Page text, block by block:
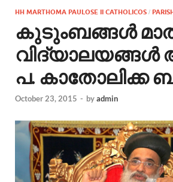
HH MARTHOMA PAULOSE II CATHOLICOS /
കുടുംബങ്ങൾ
പ. കാതോലിക്ക
October 23, 2015 - byadmin